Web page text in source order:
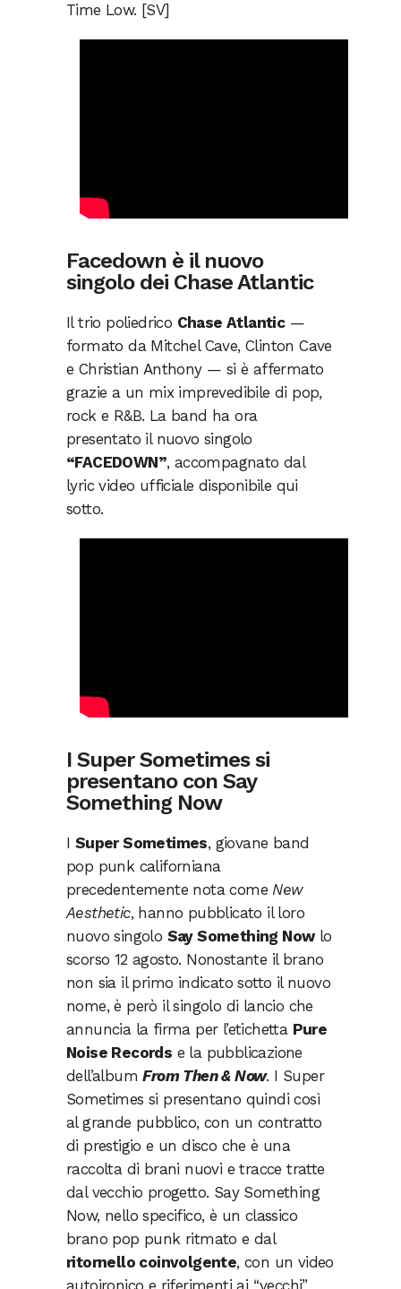
Time Low. [SV]
Facedown è il nuovo
singolo dei Chase Atlantic
Il trio poliedrico Chase Atlantic—
formato da Mitchel Cave, Clinton Cave
e Christian Anthony — si è affermato
grazie a un mix imprevedibile di pop,
rock e R&B. La band ha ora
presentato il nuovo singolo
“FACEDOWN”, accompagnato dal
lyric video ufficiale disponibile qui
sotto.
I Super Sometimes si
presentano con Say
Something Now
I Super Sometimes, giovane band
pop punk californiana
precedentemente nota come New
Aesthetic, hanno pubblicato il loro
nuovo singolo Say Something Nowlo
scorso 12 agosto. Nonostante il brano
non sia il primo indicato sotto il nuovo
nome, è però il singolo di lancio che
annuncia la firma per l’etichetta Pure
Noise Records e la pubblicazione
dell’albumFrom Then & Now. I Super
Sometimes si presentano quindi così
al grande pubblico, con un contratto
di prestigio e un disco che è una
raccolta di brani nuovi e tracce tratte
dal vecchio progetto. Say Something
Now, nello specifico, è un classico
brano pop punk ritmato e dal
ritornello coinvolgente, con un video
autoironico e riferimenti ai “vecchi”